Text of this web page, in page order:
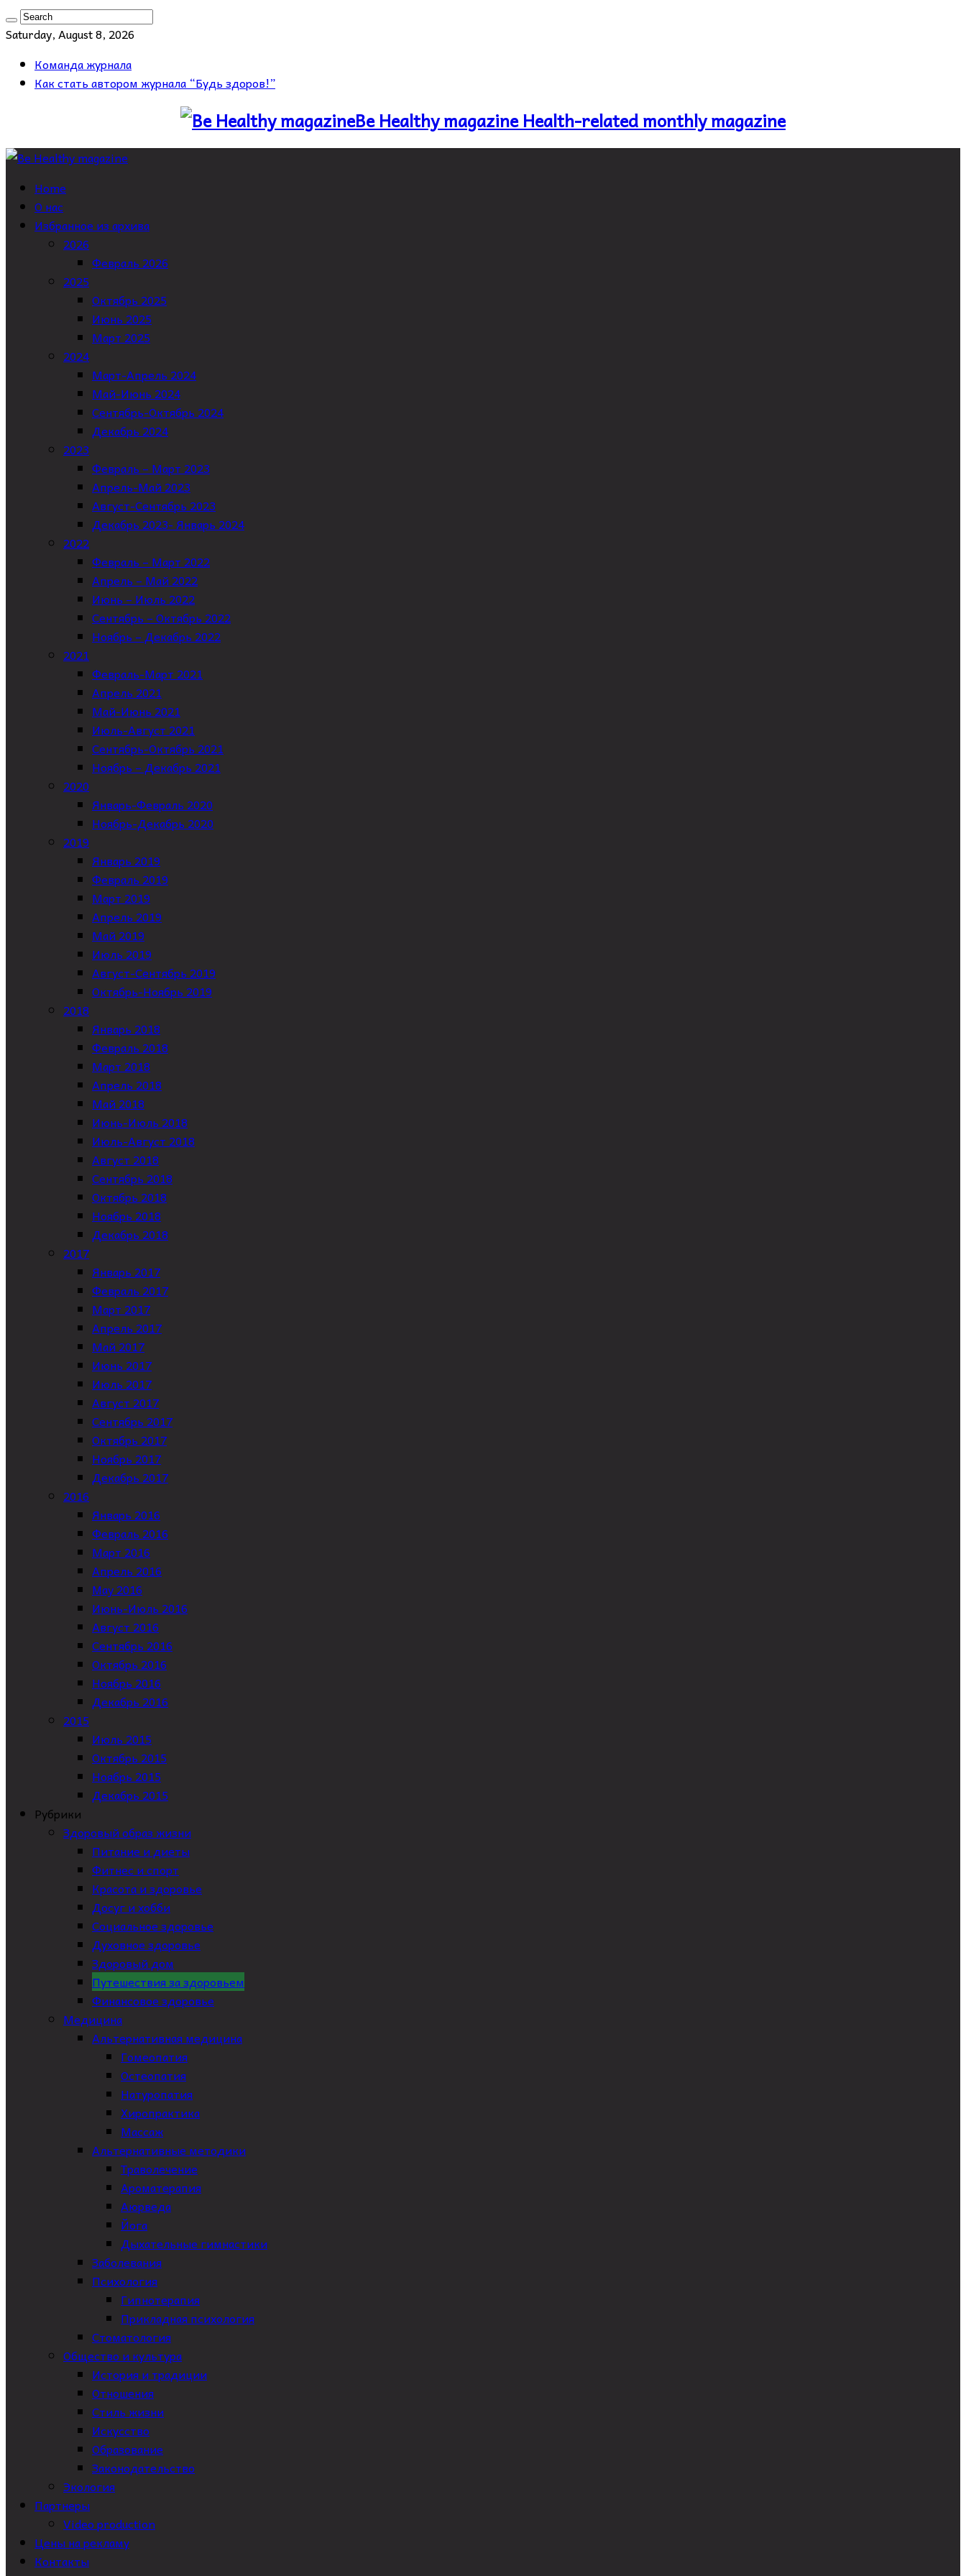
Saturday, August 8, 2026
Команда журнала
Как стать автором журнала “Будь здоров!”
Be Healthy magazine Health-related monthly magazine
Home
О нас
Избранное из архива
2026
Февраль 2026
2025
Октябрь 2025
Июнь 2025
Март 2025
2024
Март-Апрель 2024
Май-Июнь 2024
Сентябрь-Октябрь 2024
Декабрь 2024
2023
Февраль – Март 2023
Апрель-Май 2023
Август-Сентябрь 2023
Декабрь 2023- Январь 2024
2022
Февраль – Март 2022
Апрель – Май 2022
Июнь – Июль 2022
Сентябрь – Октябрь 2022
Ноябрь – Декабрь 2022
2021
Февраль-Март 2021
Апрель 2021
Май-Июнь 2021
Июль-Август 2021
Сентябрь-Октябрь 2021
Ноябрь – Декабрь 2021
2020
Январь-Февраль 2020
Ноябрь-Декабрь 2020
2019
Январь 2019
Февраль 2019
Март 2019
Апрель 2019
Май 2019
Июль 2019
Август-Сентябрь 2019
Октябрь-Ноябрь 2019
2018
Январь 2018
Февраль 2018
Март 2018
Апрель 2018
Май 2018
Июнь-Июль 2018
Июль-Август 2018
Август 2018
Сентябрь 2018
Октябрь 2018
Ноябрь 2018
Декабрь 2018
2017
Январь 2017
Февраль 2017
Март 2017
Апрель 2017
Май 2017
Июнь 2017
Июль 2017
Август 2017
Сентябрь 2017
Октябрь 2017
Ноябрь 2017
Декабрь 2017
2016
Январь 2016
Февраль 2016
Март 2016
Апрель 2016
May 2016
Июнь-Июль 2016
Август 2016
Сентябрь 2016
Октябрь 2016
Ноябрь 2016
Декабрь 2016
2015
Июль 2015
Октябрь 2015
Ноябрь 2015
Декабрь 2015
Рубрики
Здоровый образ жизни
Питание и диеты
Фитнес и спорт
Красота и здоровье
Досуг и хобби
Социальное здоровье
Духовное здоровье
Здоровый дом
Путешествия за здоровьем
Финансовое здоровье
Медицина
Альтернативная медицина
Гомеопатия
Остеопатия
Натуропатия
Хиропрактика
Массаж
Альтернативные методики
Траволечение
Ароматерапия
Аюрведа
Йога
Дыхательные гимнастики
Заболевания
Психология
Гипнотерапия
Прикладная психология
Стоматология
Общество и культура
История и традиции
Отношения
Стиль жизни
Искусство
Образование
Законодательство
Экология
Партнеры
Video production
Цены на рекламу
Контакты